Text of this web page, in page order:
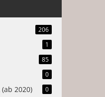
206
1
85
0
2020) 0